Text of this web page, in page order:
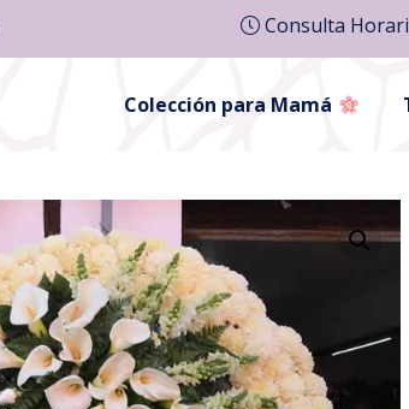
Consulta
Colección para Mamá